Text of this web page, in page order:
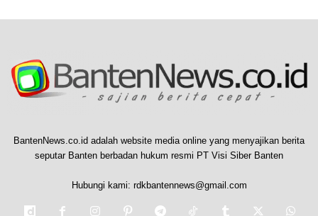
BantenNews.co.id adalah website media online yang menyajikan berita
seputar Banten berbadan hukum resmi PT Visi Siber Banten
Hubungi kami: rdkbantennews@gmail.com